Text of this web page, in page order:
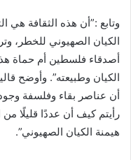
وتابع :”أن هذه الثقافة
الكيان الصهيوني للخطر،
أصدقاء فلسطين أم حماة
الكيان وطبيعته”. وأوضح
أن عناصر بقاء وفلسفة
رأيتم كيف أن عددًا قليلًا من
هيمنة الكيان الصهيوني”.